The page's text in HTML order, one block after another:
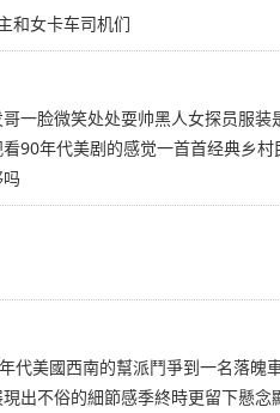
和女卡车司机们
一脸微笑处处耍帅黑人女探员服
90年代美剧的感觉一首首经典乡
代美國西南的幫派鬥爭到一名落
出不俗的細節感季終時更留下懸